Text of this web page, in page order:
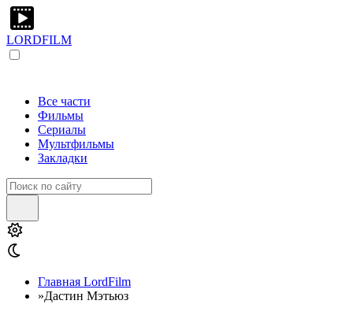
LORDFILM
Все части
Фильмы
Сериалы
Мультфильмы
Закладки
Главная LordFilm
»Дастин Мэтьюз